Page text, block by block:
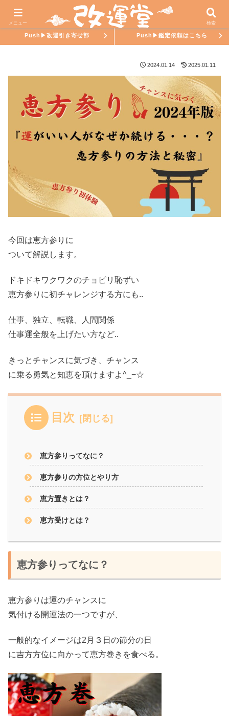
ホーム 氣學ラブ
Push▶︎改運引き寄せ部 Push▶︎鑑定依頼はこちら
2024.01.14 2025.01.11
今回は恵方参りに
ついて解説します。
ドキドキワクワクのチョピリ恥ずい
恵方参りに初チャレンジする方にも..
仕事、独立、転職、人間関係
仕事運全般を上げたい方など..
きっとチャンスに気づき、チャンス
に乗る勇気と知恵を頂けますよ^_−☆
目次
恵方参りってなに？
恵方参りの方位とやり方
恵方置きとは？
恵方受けとは？
恵方参りってなに？
恵方参りは運のチャンスに
気付ける開運法の一つですが、
一般的なイメージは2月３日の節分の日
に吉方方位に向かって恵方巻きを食べる 。
メニュー 検索